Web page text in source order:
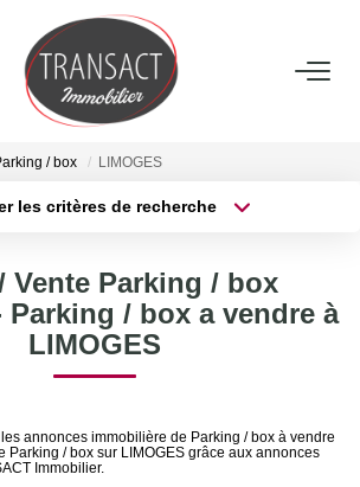
ACCUEIL
ESTIMER
Qui Sommes-Nous
/ box LIMOGES
les critères de recherche
Surface min
Vente Parking / box
Parking / box a vendre à
LIMOGES
annonces immobilière de Parking / box à vendre
Parking / box sur LIMOGES grâce aux annonces
Immobilier.